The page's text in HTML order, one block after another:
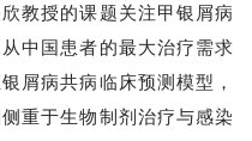
教授的课题关注甲银屑病
中国患者的最大治疗需求
屑病共病临床预测模型，
重于生物制剂治疗与感染